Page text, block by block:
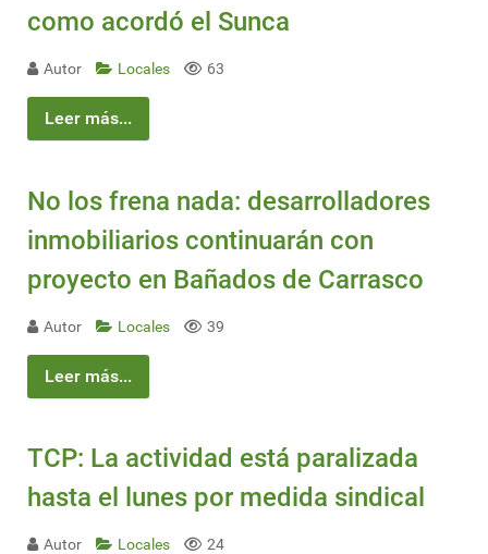
como acordó el Sunca
Autor Locales 63
Leer más...
No los frena nada: desarrolladores
inmobiliarios continuarán con
proyecto en Bañados de Carrasco
Autor Locales 39
Leer más...
TCP: La actividad está paralizada
hasta el lunes por medida sindical
Autor Locales 24